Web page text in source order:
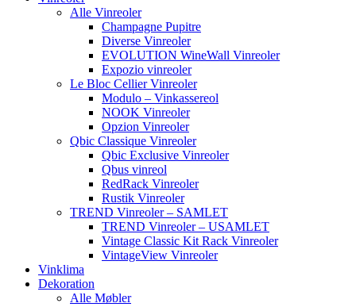
Alle Vinreoler
Champagne Pupitre
Diverse Vinreoler
EVOLUTION WineWall Vinreoler
Expozio vinreoler
Le Bloc Cellier Vinreoler
Modulo – Vinkassereol
NOOK Vinreoler
Opzion Vinreoler
Qbic Classique Vinreoler
Qbic Exclusive Vinreoler
Qbus vinreol
RedRack Vinreoler
Rustik Vinreoler
TREND Vinreoler – SAMLET
TREND Vinreoler – USAMLET
Vintage Classic Kit Rack Vinreoler
VintageView Vinreoler
Vinklima
Dekoration
Alle Møbler